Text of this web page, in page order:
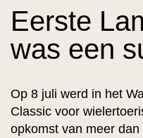
Eerste
was een
Op 8 juli werd in het
Classic voor
opkomst van meer